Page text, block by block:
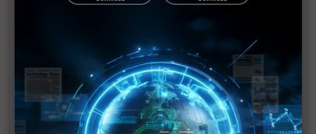
MLCC訂單過熱、出貨比創高 村田示警全球AI基
建熱潮將趨緩
2027全年記憶體產能提前售罄 買家「祕而不
宣」只怕買不夠